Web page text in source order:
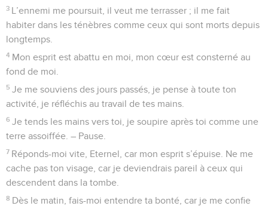
3 L’ennemi me poursuit, il veut me terrasser ; il me fait
habiter dans les ténèbres comme ceux qui sont morts depuis
longtemps.
4 Mon esprit est abattu en moi, mon cœur est consterné au
fond de moi.
5 Je me souviens des jours passés, je pense à toute ton
activité, je réfléchis au travail de tes mains.
6 Je tends les mains vers toi, je soupire après toi comme une
terre assoiffée. – Pause.
7 Réponds-moi vite, Eternel, car mon esprit s’épuise. Ne me
cache pas ton visage, car je deviendrais pareil à ceux qui
descendent dans la tombe.
8 Dès le matin, fais-moi entendre ta bonté, car je me confie